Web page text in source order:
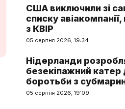
США виключили зі
списку
з КВІР
05 серпня 2026, 19:34
Нідерланди
безекіпажний катер
боротьби з
05 серпня 2026, 19:09